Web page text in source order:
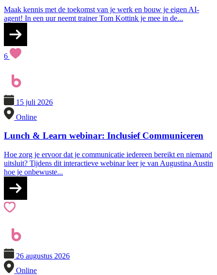
Maak kennis met de toekomst van je werk en bouw je eigen AI-
agent! In een uur neemt trainer Tom Kottink je mee in de...
6
15 juli 2026
Online
Lunch & Learn webinar: Inclusief Communiceren
Hoe zorg je ervoor dat je communicatie iedereen bereikt en niemand
uitsluit? Tijdens dit interactieve webinar leer je van Augustina Austin
hoe je onbewuste...
26 augustus 2026
Online